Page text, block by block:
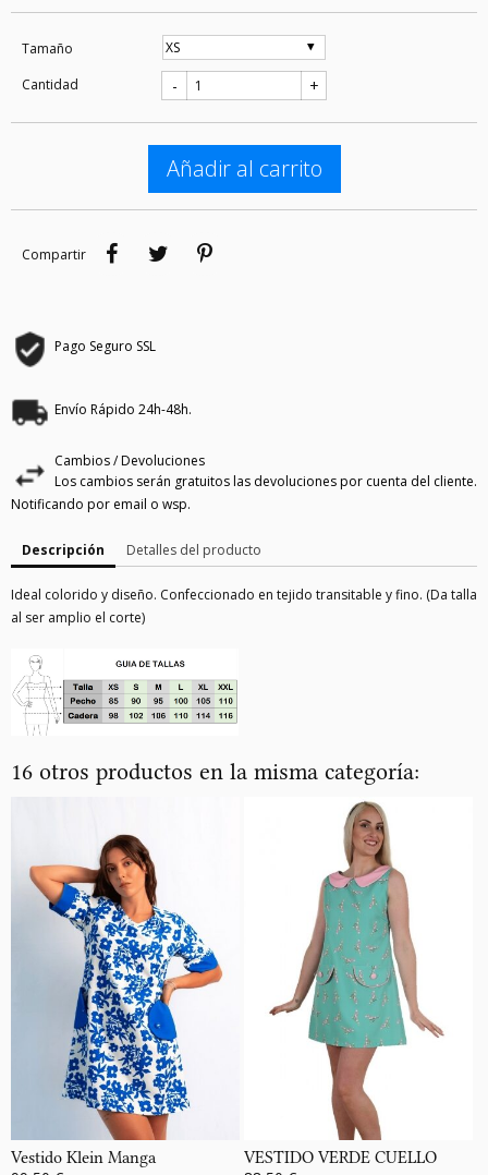
Tamaño
Cantidad
- +
Añadir al carrito
Compartir
CompartirTuitear
Pago Seguro SSL
Envío Rápido 24h-48h.
Cambios / Devoluciones
Los cambios serán gratuitos las devoluciones por cuenta del cliente.
Notificando por email o wsp.
Descripción Detalles del producto
Ideal colorido y diseño. Confeccionado en tejido transitable y fino. (Da talla
al ser amplio el corte)
16 otros productos en la misma categoría:
Vestido Klein Manga VESTIDO VERDE CUELLO